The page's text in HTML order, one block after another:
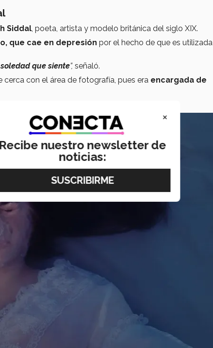
Siddal, poeta, artista y modelo británica del siglo XIX.
que cae en depresión por el hecho de que es utilizada
soledad que siente”, señaló.
cerca con el área de fotografía, pues era encargada de
×
Recibe nuestro newsletter de
noticias: